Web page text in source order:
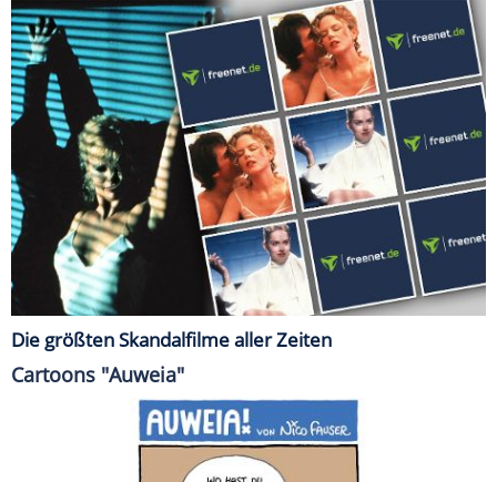
Die größten Skandalfilme aller Zeiten
Cartoons "Auweia"